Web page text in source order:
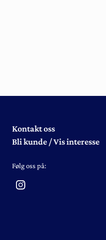
Kontakt oss
Bli kunde / Vis interesse
Følg oss på: